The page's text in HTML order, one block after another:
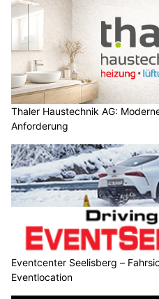
Thaler Haustechnik AG:
Anforderung
Eventcenter Seelisberg –
Eventlocation